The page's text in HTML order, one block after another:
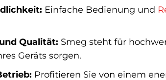
Einfache Bedienung und
Qualität: Smeg steht für
Geräts sorgen.
Profitieren Sie von einem